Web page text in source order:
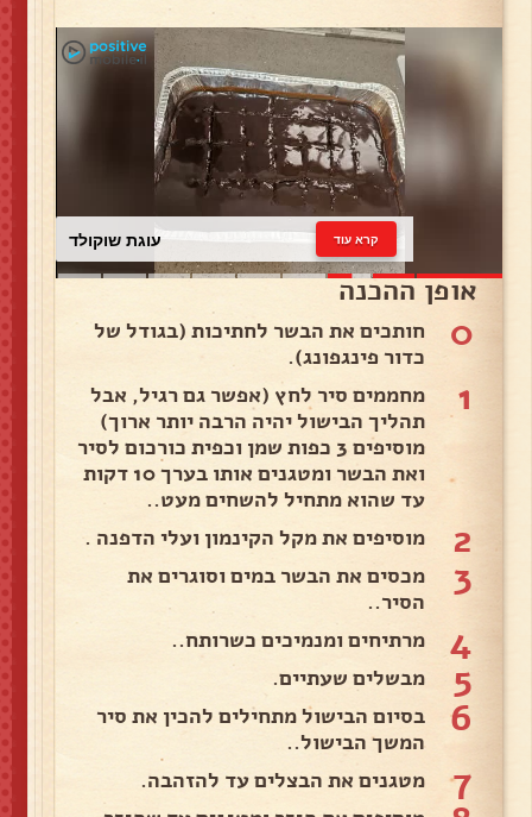
עוגת שוקולד קרא עוד
אופן ההכנה
0
חותכים את הבשר לחתיכות (בגודל של
כדור פינגפונג).
1
מחממים סיר לחץ (אפשר גם רגיל, אבל
תהליך הבישול יהיה הרבה יותר ארוך)
מוסיפים 3 כפות שמן וכפית כורכום לסיר
ואת הבשר ומטגנים אותו בערך 10 דקות
עד שהוא מתחיל להשחים מעט..
2 מוסיפים את מקל הקינמון ועלי הדפנה .
3
מכסים את הבשר במים וסוגרים את
הסיר..
4 מרתיחים ומנמיכים כשרותח..
5 מבשלים שעתיים.
6
בסיום הבישול מתחילים להכין את סיר
המשך הבישול..
7 מטגנים את הבצלים עד להזהבה.